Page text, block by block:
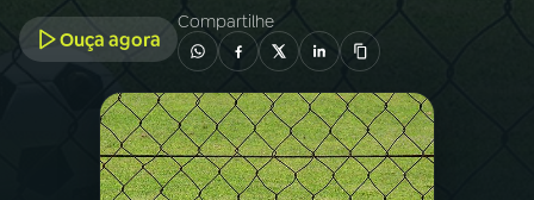
PROGRAMAÇÃO
Ouça agora
Compartilhe